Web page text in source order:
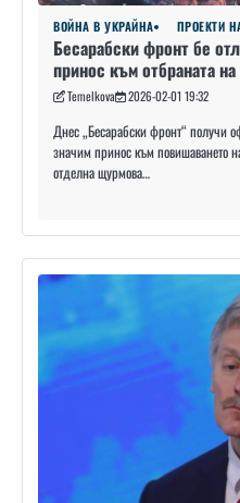
ВОЙНА В УКРАЙНА ПРОЕКТИ
Бесарабски фронт бе
принос към отбраната
Temelkova 2026-02-01 19:32
Днес „Бесарабски фронт“ получи
значим принос към повишаването
отделна щурмова…